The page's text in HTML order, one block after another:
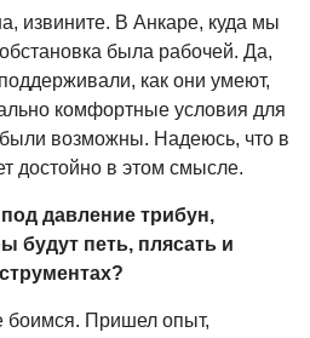
извините. В Анкаре, куда мы
была рабочей. Да,
как они умеют,
комфортные условия для
возможны. Надеюсь, что в
достойно в этом смысле.
давление трибун,
будут петь, плясать и
боимся. Пришел опыт,